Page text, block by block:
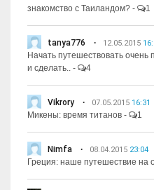
знакомство с Таиландом? - 1
tanya776 12.05.2015
Начать путешествовать очень
и сделать..
- 4
Vikrory 07.05.2015 16:31
Микены: время титанов - 1
Nimfa 08.04.2015 23:04
Греция: наше путешествие на